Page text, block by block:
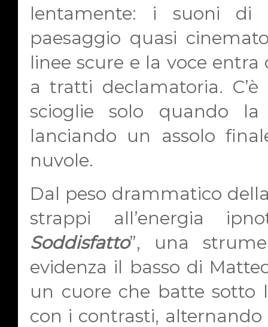
lentamente: i suoni
paesaggio quasi
linee scure e la voce
a tratti declamatoria.
scioglie solo quando
lanciando un assolo
nuvole.
Dal peso drammatico
strappi all’energia
Soddisfatto”, una
evidenza il basso di
un cuore che batte sotto
con i contrasti,